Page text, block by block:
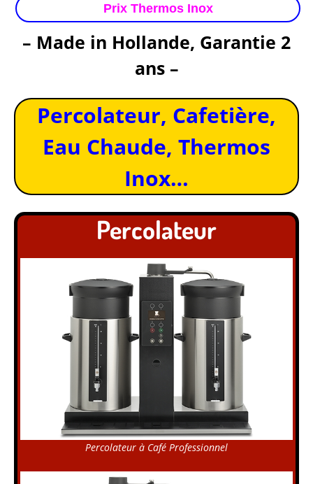
Prix Thermos Inox
– Made in Hollande, Garantie 2
ans –
Percolateur, Cafetière,
Eau Chaude, Thermos
Inox…
Percolateur
Percolateur à Café Professionnel